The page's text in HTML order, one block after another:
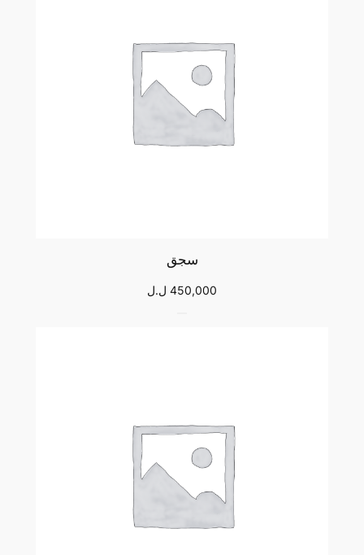
سجق
450,000 ل.ل